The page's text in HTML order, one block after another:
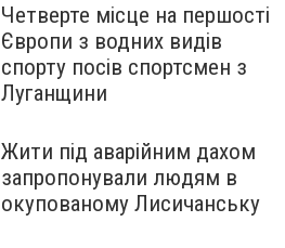
Четверте місце на першості
Європи з водних видів
спорту посів спортсмен з
Луганщини
Жити під аварійним дахом
запропонували людям в
окупованому Лисичанську